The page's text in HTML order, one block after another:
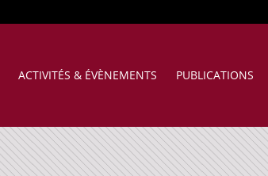
ACTIVITÉS & ÉVÈNEMENTS PUBLICATIONS